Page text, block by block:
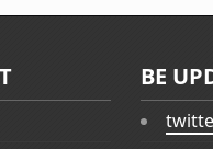
BE